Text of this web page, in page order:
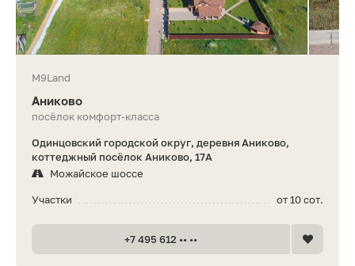
M9Land
Аниково
посёлок комфорт-класса
Одинцовский городской округ, деревня Аниково,
коттеджный посёлок Аниково, 17А
Можайское шоссе
от 10 сот.
Участки
+7 495 612 •• ••